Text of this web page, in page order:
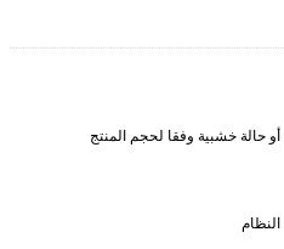
حالة خشبية وفقا لحجم المنتج